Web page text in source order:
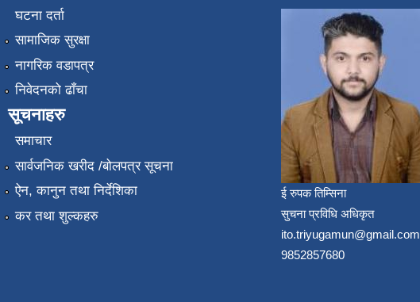
घटना दर्ता
सामाजिक सुरक्षा
नागरिक वडापत्र
निवेदनको ढाँचा
सूचनाहरु
समाचार
सार्वजनिक खरीद /बोलपत्र सूचना
ऐन, कानुन तथा निर्देशिका
कर तथा शुल्कहरु
ई रुपक तिम्सिना
सुचना प्रविधि अधिकृत
ito.triyugamun@gmail.com
9852857680